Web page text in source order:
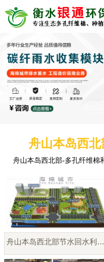
舟山本岛西北
舟山本岛西北部-多孔纤维棉
舟山本岛西北部节水回水利用系统